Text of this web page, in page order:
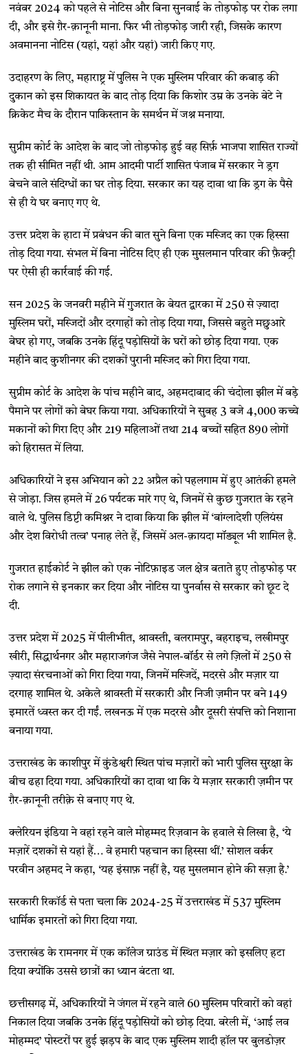
नवंबर 2024 को पहले से नोटिस और बिना सुनवाई के तोड़फोड़ पर रोक लगा
दी, और इसे ग़ैर-क़ानूनी माना. फिर भी तोड़फोड़ जारी रही, जिसके कारण
अवमानना नोटिस (यहां, यहां और यहां) जारी किए गए.
उदाहरण के लिए, महाराष्ट्र में पुलिस ने एक मुस्लिम परिवार की कबाड़ की
दुकान को इस शिकायत के बाद तोड़ दिया कि किशोर उम्र के उनके बेटे ने
क्रिकेट मैच के दौरान पाकिस्तान के समर्थन में जश्न मनाया.
सुप्रीम कोर्ट के आदेश के बाद जो तोड़फोड़ हुई वह सिर्फ़ भाजपा शासित राज्यों
तक ही सीमित नहीं थी. आम आदमी पार्टी शासित पंजाब में सरकार ने ड्रग
बेचने वाले संदिग्धों का घर तोड़ दिया. सरकार का यह दावा था कि ड्रग के पैसे
से ही ये घर बनाए गए थे.
उत्तर प्रदेश के हाटा में प्रबंधन की बात सुने बिना एक मस्जिद का एक हिस्सा
तोड़ दिया गया. संभल में बिना नोटिस दिए ही एक मुसलमान परिवार की फ़ैक्ट्री
पर ऐसी ही कार्रवाई की गई.
सन 2025 के जनवरी महीने में गुजरात के बेयत द्वारका में 250 से ज़्यादा
मुस्लिम घरों, मस्जिदों और दरगाहों को तोड़ दिया गया, जिससे बहुते मछुआरे
बेघर हो गए, जबकि उनके हिंदू पड़ोसियों के घरों को छोड़ दिया गया. एक
महीने बाद कुशीनगर की दशकों पुरानी मस्जिद को गिरा दिया गया.
सुप्रीम कोर्ट के आदेश के पांच महीने बाद, अहमदाबाद की चंदोला झील में बड़े
पैमाने पर लोगों को बेघर किया गया. अधिकारियों ने सुबह 3 बजे 4,000 कच्चे
मकानों को गिरा दिए और 219 महिलाओं तथा 214 बच्चों सहित 890 लोगों
को हिरासत में लिया.
अधिकारियों ने इस अभियान को 22 अप्रैल को पहलगाम में हुए आतंकी हमले
से जोड़ा. जिस हमले में 26 पर्यटक मारे गए थे, जिनमें से कुछ गुजरात के रहने
वाले थे. पुलिस डिप्टी कमिश्नर ने दावा किया कि झील में ‘बांग्लादेशी एलियंस
और देश विरोधी तत्व’ पनाह लेते हैं, जिसमें अल-क़ायदा मॉड्यूल भी शामिल है.
गुजरात हाईकोर्ट ने झील को एक नोटिफ़ाइड जल क्षेत्र बताते हुए तोड़फोड़ पर
रोक लगाने से इनकार कर दिया और नोटिस या पुनर्वास से सरकार को छूट दे
दी.
उत्तर प्रदेश में 2025 में पीलीभीत, श्रावस्ती, बलरामपुर, बहराइच, लखीमपुर
खीरी, सिद्धार्थनगर और महाराजगंज जैसे नेपाल-बॉर्डर से लगे ज़िलों में 250 से
ज़्यादा संरचनाओं को गिरा दिया गया, जिनमें मस्जिदें, मदरसे और मज़ार या
दरगाह शामिल थे. अकेले श्रावस्ती में सरकारी और निजी ज़मीन पर बने 149
इमारतें ध्वस्त कर दी गईं. लखनऊ में एक मदरसे और दूसरी संपत्ति को निशाना
बनाया गया.
उत्तराखंड के काशीपुर में कुंडेश्वरी स्थित पांच मज़ारों को भारी पुलिस सुरक्षा के
बीच ढहा दिया गया. अधिकारियों का दावा था कि ये मज़ार सरकारी ज़मीन पर
ग़ैर-क़ानूनी तरीक़े से बनाए गए थे.
क्लेरियन इंडिया ने वहां रहने वाले मोहम्मद रिज़वान के हवाले से लिखा है, ‘ये
मज़ारें दशकों से यहां हैं… वे हमारी पहचान का हिस्सा थीं.’ सोशल वर्कर
परवीन अहमद ने कहा, ‘यह इंसाफ़ नहीं है, यह मुसलमान होने की सज़ा है.’
सरकारी रिकॉर्ड से पता चला कि 2024-25 में उत्तराखंड में 537 मुस्लिम
धार्मिक इमारतों को गिरा दिया गया.
उत्तराखंड के रामनगर में एक कॉलेज ग्राउंड में स्थित मज़ार को इसलिए हटा
दिया क्योंकि उससे छात्रों का ध्यान बंटता था.
छत्तीसगढ़ में, अधिकारियों ने जंगल में रहने वाले 60 मुस्लिम परिवारों को वहां
निकाल दिया जबकि उनके हिंदू पड़ोसियों को छोड़ दिया. बरेली में, ‘आई लव
मोहम्मद’ पोस्टरों पर हुई झड़प के बाद एक मुस्लिम शादी हॉल पर बुलडोज़र